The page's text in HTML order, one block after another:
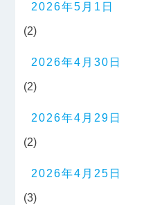
2026年5月1日
(2)
2026年4月30日
(2)
2026年4月29日
(2)
2026年4月25日
(3)